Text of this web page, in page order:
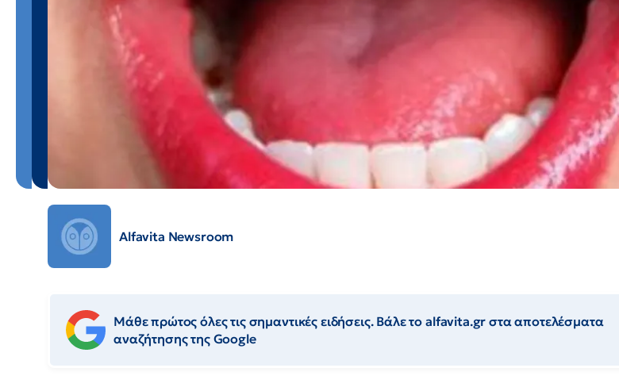
Alfavita Newsroom
Μάθε πρώτος όλες τις σημαντικές ειδήσεις. Βάλε το alfavita.gr στα αποτελέσματα
αναζήτησης της Google